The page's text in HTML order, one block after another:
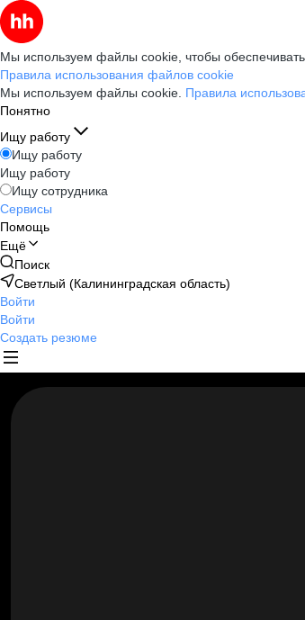
Мы используем файлы cookie, чтобы
Правила использования файлов cookie
Мы используем файлы cookie. Правила
Понятно
Ищу работу
Ищу работу
Ищу работу
Ищу сотрудника
Сервисы
Помощь
Ещё
Поиск
Светлый (Калининградская область)
Войти
Войти
Создать резюме